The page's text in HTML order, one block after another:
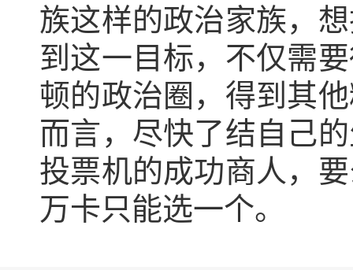
族这样的政治家族，
到这一目标，不仅需
顿的政治圈，得到其
而言，尽快了结自己
投票机的成功商人，
万卡只能选一个。